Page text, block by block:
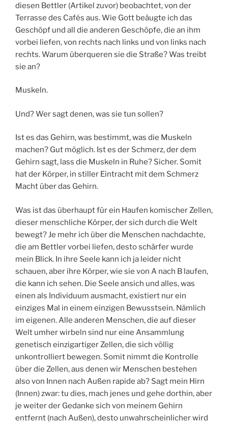
diesen Bettler (Artikel zuvor) beobachtet, von der
Terrasse des Cafés aus. Wie Gott beäugte ich das
Geschöpf und all die anderen Geschöpfe, die an ihm
vorbei liefen, von rechts nach links und von links nach
rechts. Warum überqueren sie die Straße? Was treibt
sie an?
Muskeln.
Und? Wer sagt denen, was sie tun sollen?
Ist es das Gehirn, was bestimmt, was die Muskeln
machen? Gut möglich. Ist es der Schmerz, der dem
Gehirn sagt, lass die Muskeln in Ruhe? Sicher. Somit
hat der Körper, in stiller Eintracht mit dem Schmerz
Macht über das Gehirn.
Was ist das überhaupt für ein Haufen komischer Zellen,
dieser menschliche Körper, der sich durch die Welt
bewegt? Je mehr ich über die Menschen nachdachte,
die am Bettler vorbei liefen, desto schärfer wurde
mein Blick. In ihre Seele kann ich ja leider nicht
schauen, aber ihre Körper, wie sie von A nach B laufen,
die kann ich sehen. Die Seele ansich und alles, was
einen als Individuum ausmacht, existiert nur ein
einziges Mal in einem einzigen Bewusstsein. Nämlich
im eigenen. Alle anderen Menschen, die auf dieser
Welt umher wirbeln sind nur eine Ansammlung
genetisch einzigartiger Zellen, die sich völlig
unkontrolliert bewegen. Somit nimmt die Kontrolle
über die Zellen, aus denen wir Menschen bestehen
also von Innen nach Außen rapide ab? Sagt mein Hirn
(Innen) zwar: tu dies, mach jenes und gehe dorthin, aber
je weiter der Gedanke sich von meinem Gehirn
entfernt (nach Außen), desto unwahrscheinlicher wird